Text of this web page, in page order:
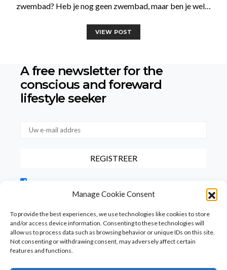
Manage Cookie Consent
To provide the best experiences, we use technologies like cookies to store
and/or access device information. Consenting to these technologies will
allow us to process data such as browsing behavior or unique IDs on this site.
Not consenting or withdrawing consent, may adversely affect certain
features and functions.
zwembad? Heb je nog geen zwembad, maar ben je wel…
VIEW POST
A free newsletter for the
conscious and foreward
lifestyle seeker
gebruiksvoorwaarden met betrekking tot de opslag van de via dit
formulier verstrekte gegevens hebt gelezen en hiermee akkoord